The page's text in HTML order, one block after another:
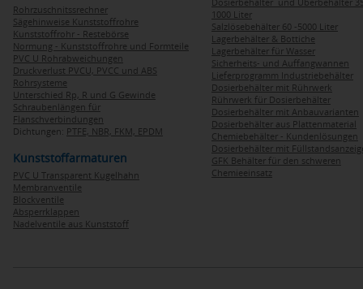
Rohrzuschnitssrechner
Sägehinweise Kunststoffrohre
Kunststoffrohr - Restebörse
Normung - Kunststoffrohre und Formteile
PVC U Rohrabweichungen
Druckverlust PVCU, PVCC und ABS
Rohrsysteme
Unterschied Rp, R und G Gewinde
Schraubenlängen für
Flanschverbindungen
Dichtungen: PTFE, NBR, FKM, EPDM
Kunststoffarmaturen
PVC U Transparent Kugelhahn
Membranventile
Blockventile
Absperrklappen
Nadelventile aus Kunststoff
1000 Liter
Salzlösebehälter 60 -5000 Liter
Lagerbehälter & Bottiche
Lagerbehälter für Wasser
Sicherheits- und Auffangwannen
Lieferprogramm Industriebehälter
Dosierbehälter mit Rührwerk
Rührwerk für Dosierbehälter
Dosierbehälter mit Anbauvarianten
Dosierbehälter aus Plattenmaterial
Chemiebehälter - Kundenlösungen
Dosierbehälter mit
GFK Behälter für den schweren
Chemieeinsatz